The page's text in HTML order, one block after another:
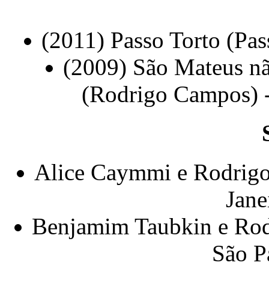
(2011) Passo Torto
(2009) São Mateus
(Rodrigo Campos)
Alice Caymmi e
Benjamim Taubkin e
São